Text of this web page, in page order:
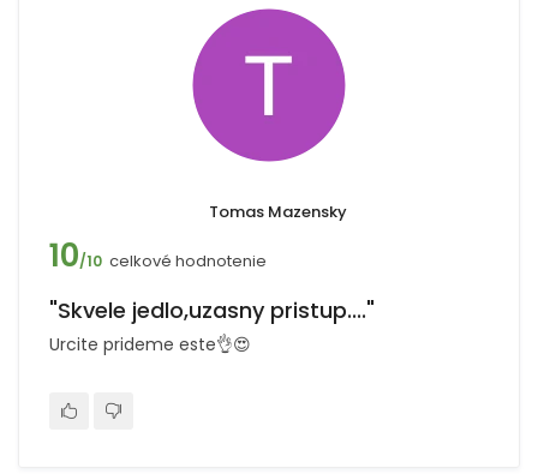
Tomas Mazensky
10/10 celkové hodnotenie
"Skvele jedlo,uzasny pristup...."
Urcite prideme este👌😍